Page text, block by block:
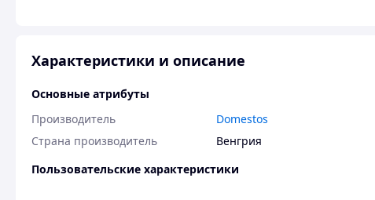
Характеристики и описание
Основные атрибуты
Производитель
Domestos
Страна производитель
Венгрия
Пользовательские характеристики